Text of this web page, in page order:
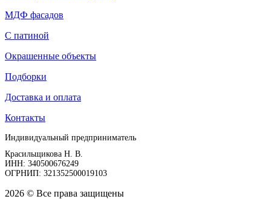
МДФ фасадов
С патиной
Окрашенные объекты
Подборки
Доставка и оплата
Контакты
Индивидуальный предприниматель
Красильщикова Н. В.
ИНН: 340500676249
ОГРНИП: 321352500019103
2026 © Все права защищены